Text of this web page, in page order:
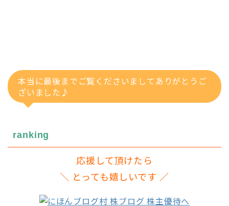
本当に最後までご覧くださいましてありがとうご
ざいました♪
ranking
応援して頂けたら
＼ とっても嬉しいです ／